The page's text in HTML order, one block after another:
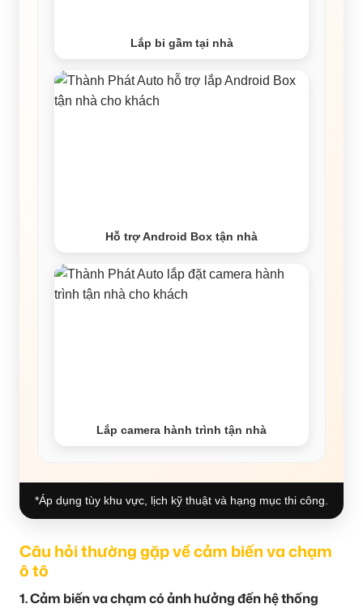
Lắp bi gầm tại nhà
Hỗ trợ Android Box tận nhà
Lắp camera hành trình tận nhà
*Áp dụng tùy khu vực, lịch kỹ thuật và hạng mục thi công.
Câu hỏi thường gặp về cảm biến va chạm
ô tô
1. Cảm biến va chạm có ảnh hưởng đến hệ thống